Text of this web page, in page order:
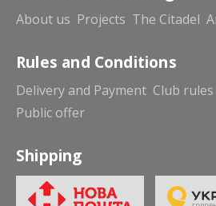
About us Projects The Citadel
Rules and Conditions
Delivery and Payment Club rules
Public offer
Shipping